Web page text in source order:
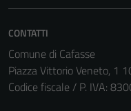
CONTATTI
Comune di Cafasse
Piazza Vittorio Veneto, 1
Codice fiscale / P. IVA: